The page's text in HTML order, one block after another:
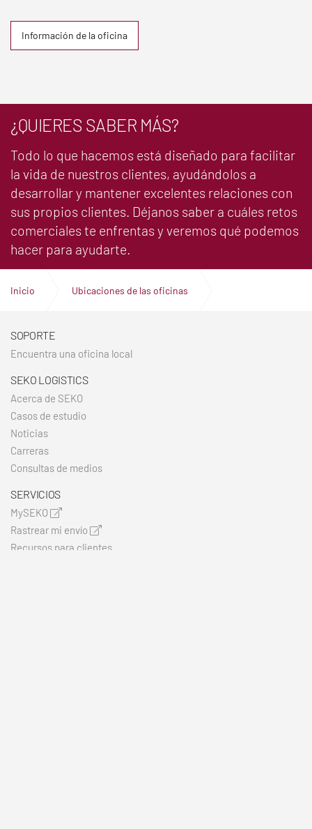
Información de la oficina
¿QUIERES SABER MÁS?
Todo lo que hacemos está diseñado para facilitar
la vida de nuestros clientes, ayudándolos a
desarrollar y mantener excelentes relaciones con
sus propios clientes. Déjanos saber a cuáles retos
comerciales te enfrentas y veremos qué podemos
hacer para ayudarte.
Inicio Ubicaciones de las oficinas
Oficinas en Serbia
SOPORTE
Encuentra una oficina local
SEKO LOGISTICS
Acerca de SEKO
Casos de estudio
Noticias
Carreras
Consultas de medios
SERVICIOS
MySEKO
Rastrear mi envío
Recursos para clientes